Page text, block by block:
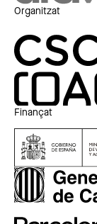
Organitzat
Finançat